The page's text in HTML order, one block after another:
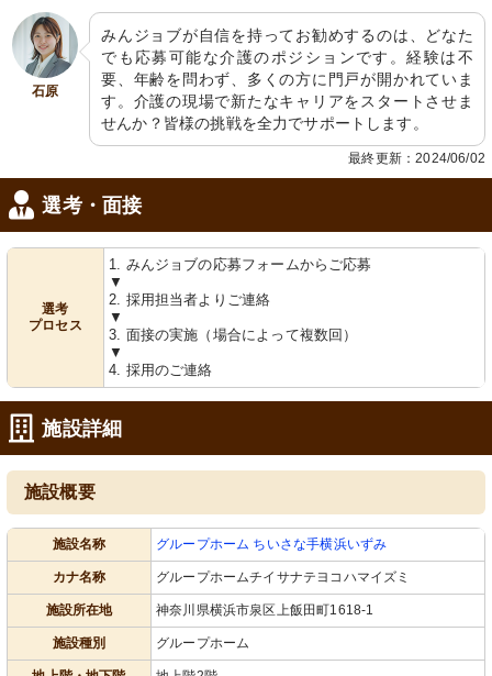
キッチン
清潔感あるキッチンは、日々の料理に
必要な設備が整っています。
スタッフルーム
温かみのある木製カウンターで、さり
げないお花がお出迎え。
ウッドデッキ
開放的なテラスで潤いのあるひととき
を。木目調が心地よい空間です。
石原
みんジョブが自信を持ってお勧めするのは、どなた
でも応募可能な介護のポジションです。経験は不
要、年齢を問わず、多くの方に門戸が開かれていま
す。介護の現場で新たなキャリアをスタートさせま
せんか？皆様の挑戦を全力でサポートします。
最終更新：2024/06/02
選考・面接
選考
プロセス
1. みんジョブの応募フォームからご応募
▼
2. 採用担当者よりご連絡
▼
3. 面接の実施（場合によって複数回）
▼
4. 採用のご連絡
施設詳細
施設概要
施設名称 グループホーム ちいさな手横浜いずみ
カナ名称 グループホームチイサナテヨコハマイズミ
施設所在地 神奈川県横浜市泉区上飯田町1618-1
施設種別 グループホーム